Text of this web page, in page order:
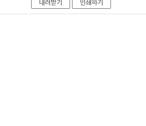
내려받기 인쇄하기